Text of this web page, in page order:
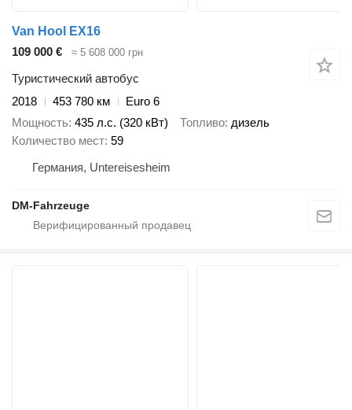
Van Hool EX16
109 000 €
≈ 5 608 000 грн
Туристический автобус
2018
453 780 км
Euro 6
Мощность 435 л.с. (320 кВт) Топливо дизель
Количество мест 59
Германия, Untereisesheim
DM-Fahrzeuge